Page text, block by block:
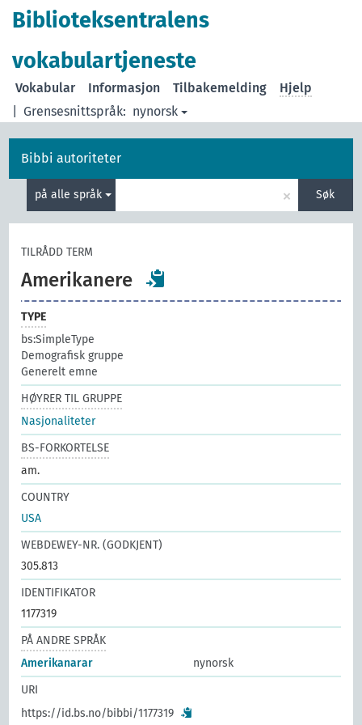
Biblioteksentralens
vokabulartjeneste
Grensesnittspråk: nynorsk
Vokabular Informasjon Tilbakemelding Hjelp
Bibbi autoriteter
på alle språk × Søk
TILRÅDD TERM
Amerikanere
TYPE
bs:SimpleType
Demografisk gruppe
Generelt emne
HØYRER TIL GRUPPE
Nasjonaliteter
BS-FORKORTELSE
am.
COUNTRY
USA
WEBDEWEY-NR. (GODKJENT)
305.813
IDENTIFIKATOR
1177319
PÅ ANDRE SPRÅK
Amerikanarar
nynorsk
URI
https://id.bs.no/bibbi/1177319